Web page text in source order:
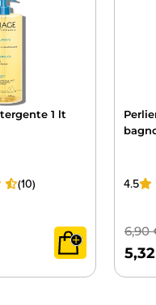
1 lt
(10) 4.5